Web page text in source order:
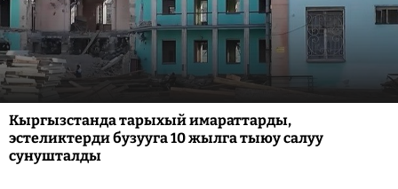
Кыргызстанда тарыхый имараттарды,
эстеликтерди бузууга 10 жылга тыюу салуу
сунушталды